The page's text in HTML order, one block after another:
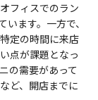
フィスでのラン
ます。一方で、
定の時間に来店
点が課題となっ
の需要があって
ど、開店までに